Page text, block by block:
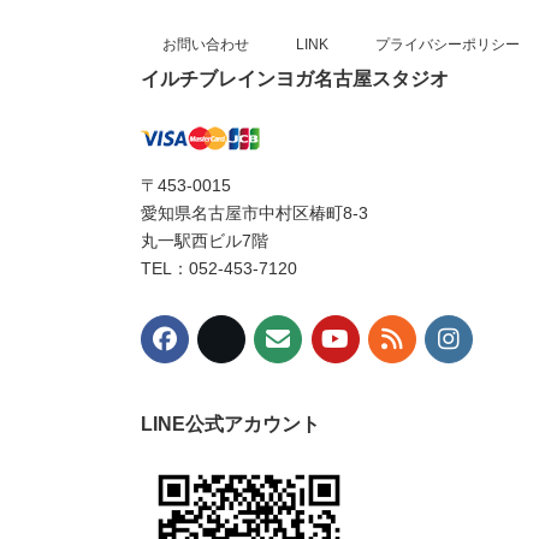
お問い合わせ LINK プライバシーポリシー
イルチブレインヨガ名古屋スタジオ
〒453-0015
愛知県名古屋市中村区椿町8-3
丸一駅西ビル7階
TEL：052-453-7120
LINE公式アカウント